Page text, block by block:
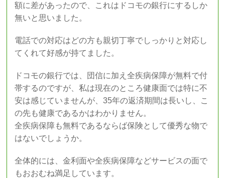
額に差があったので、これはドコモの銀行にするしか
無いと思いました。
電話での対応はどの方も親切丁寧でしっかりと対応し
てくれて好感が持てました。
ドコモの銀行では、団信に加え全疾病保障が無料で付
帯するのですが、私は現在のところ健康面では特に不
安は感じていませんが、35年の返済期間は長いし、こ
の先も健康であるかはわかりません。
全疾病保障も無料であるならば保険として優秀な物で
はないでしょうか。
全体的には、金利面や全疾病保障などサービスの面で
もおおむね満足しています。